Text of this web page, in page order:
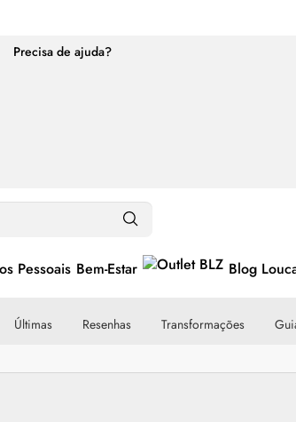
Precisa de ajuda?
Pessoais Bem-Estar Blog
Últimas Resenhas Transformações